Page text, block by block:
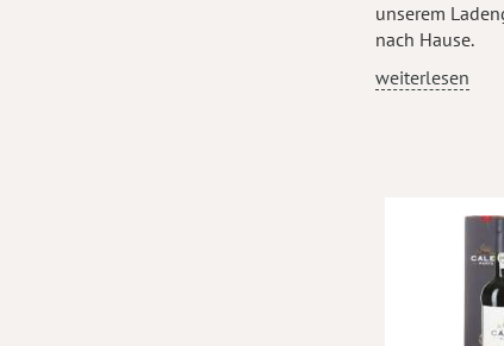
unserem
nach Hause.
weiterlesen